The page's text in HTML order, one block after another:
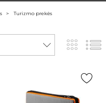
Turizmo prekės